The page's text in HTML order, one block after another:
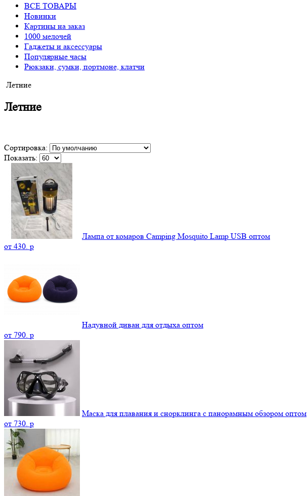
ВСЕ ТОВАРЫ
Новинки
Картины на заказ
1000 мелочей
Гаджеты и аксессуары
Популярные часы
Рюкзаки, сумки, портмоне, клатчи
Летние
Летние
Сортировка:
Показать:
Лампа от комаров Camping Mosquito Lamp USB оптом
от 430. p
Надувной диван для отдыха оптом
от 790. p
Маска для плавания и снорклинга с панорамным обзором оптом
от 730. p